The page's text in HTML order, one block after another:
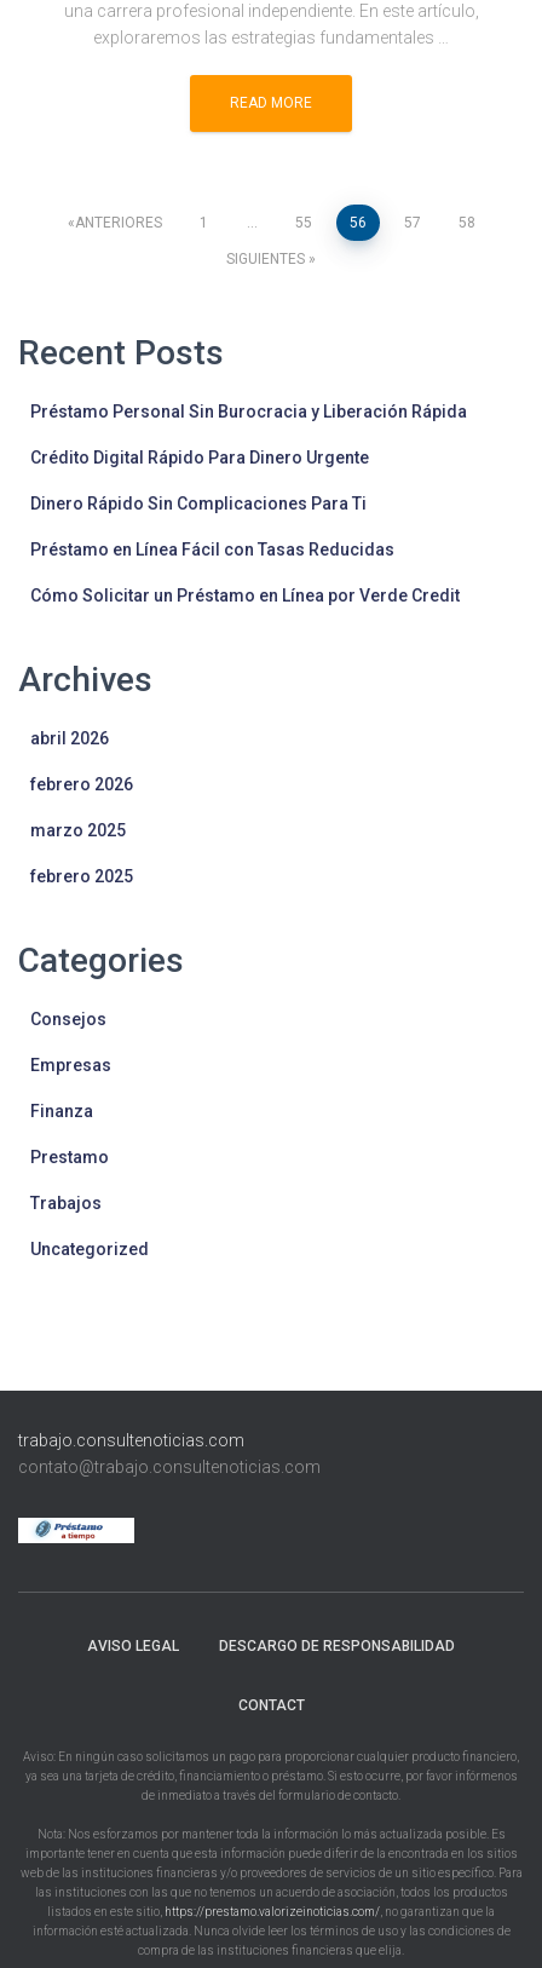
una carrera profesional independiente. En este artículo,
exploraremos las estrategias fundamentales …
READ MORE
Paginación
entradas
ANTERIORES 1 … 55 56 57 58
SIGUIENTES
Recent Posts
Préstamo Personal Sin Burocracia y Liberación Rápida
Crédito Digital Rápido Para Dinero Urgente
Dinero Rápido Sin Complicaciones Para Ti
Préstamo en Línea Fácil con Tasas Reducidas
Cómo Solicitar un Préstamo en Línea por Verde Credit
Archives
abril 2026
febrero 2026
marzo 2025
febrero 2025
Categories
Consejos
Empresas
Finanza
Prestamo
Trabajos
Uncategorized
trabajo.consultenoticias.com
contato@trabajo.consultenoticias.com
AVISO LEGAL DESCARGO DE RESPONSABILIDAD
CONTACT
Aviso: En ningún caso solicitamos un pago para proporcionar cualquier producto financiero,
ya sea una tarjeta de crédito, financiamiento o préstamo. Si esto ocurre, por favor infórmenos
de inmediato a través del formulario de contacto.
Nota: Nos esforzamos por mantener toda la información lo más actualizada posible. Es
importante tener en cuenta que esta información puede diferir de la encontrada en los sitios
web de las instituciones financieras y/o proveedores de servicios de un sitio específico. Para
las instituciones con las que no tenemos un acuerdo de asociación, todos los productos
listados en este sitio, https://prestamo.valorizeinoticias.com/, no garantizan que la
información esté actualizada. Nunca olvide leer los términos de uso y las condiciones de
compra de las instituciones financieras que elija.